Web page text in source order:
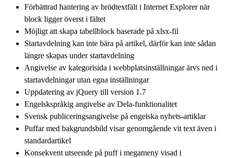
Förbättrad hantering av brödtextfält i Internet Explorer när
block ligger överst i fältet
Möjligt att skapa tabellblock baserade på xlsx-fil
Startavdelning kan inte bära på artikel, därför kan inte sådan
längre skapas under startavdelning
Angivelse av kategorisida i webbplatsinställningar ärvs ned i
startavdelningar utan egna inställningar
Uppdatering av jQuery till version 1.7
Engelskspråkig angivelse av Dela-funktionalitet
Svensk publiceringsangivelse på engelska nyhets-artiklar
Puffar med bakgrundsbild visar genomgående vit text även i
standardartikel
Konsekvent utseende på puff i megameny visad i